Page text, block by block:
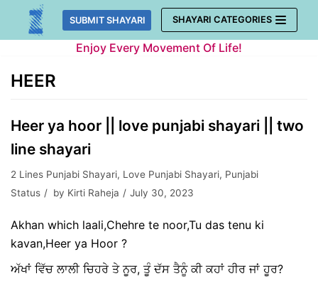
Skip
SUBMIT SHAYARI SHAYARI CATEGORIES
Enjoy Every Movement Of Life!
HEER
Heer ya hoor || love punjabi shayari || two
line shayari
2 Lines Punjabi Shayari, Love Punjabi Shayari, Punjabi
Status
by Kirti Raheja July 30, 2023
Akhan which laali,Chehre te noor,Tu das tenu ki
kavan,Heer ya Hoor ?
ਅੱਖਾਂ ਵਿੱਚ ਲਾਲੀ ਚਿਹਰੇ ਤੇ ਨੂਰ, ਤੂੰ ਦੱਸ ਤੈਨੂੰ ਕੀ ਕਹਾਂ ਹੀਰ ਜਾਂ ਹੂਰ?